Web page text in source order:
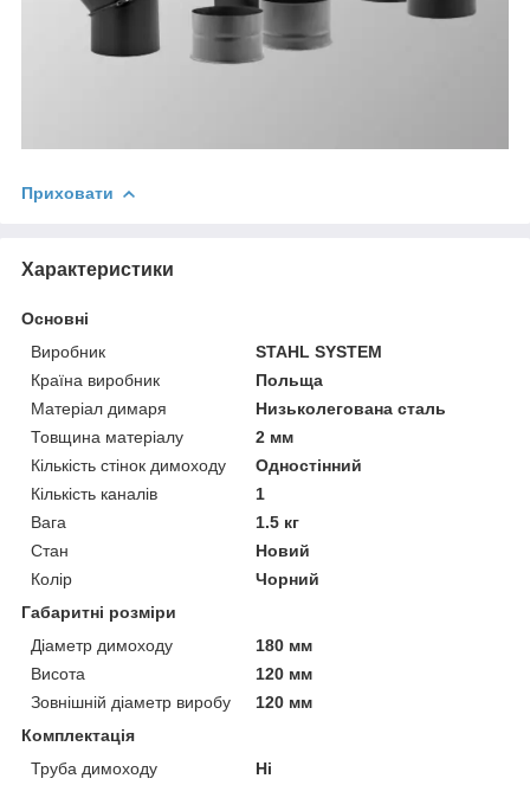
Приховати
Характеристики
Основні
Виробник
STAHL SYSTEM
Країна виробник
Польща
Матеріал димаря
Низьколегована сталь
Товщина матеріалу
2 мм
Кількість стінок димоходу
Одностінний
Кількість каналів
1
Вага
1.5 кг
Стан
Новий
Колір
Чорний
Габаритні розміри
Діаметр димоходу
180 мм
Висота
120 мм
Зовнішній діаметр виробу
120 мм
Комплектація
Труба димоходу
Ні